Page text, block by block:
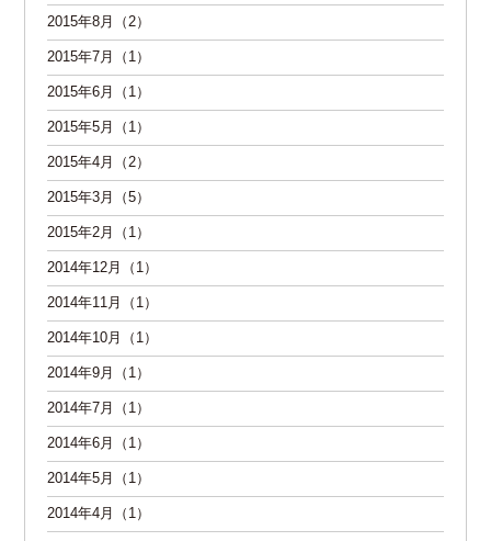
2015年8月（2）
2015年7月（1）
2015年6月（1）
2015年5月（1）
2015年4月（2）
2015年3月（5）
2015年2月（1）
2014年12月（1）
2014年11月（1）
2014年10月（1）
2014年9月（1）
2014年7月（1）
2014年6月（1）
2014年5月（1）
2014年4月（1）